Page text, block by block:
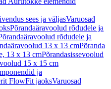
sees ja väljasVaruosad
Põrandaäravoolud rõdudele ja
rõdudele ja
13 x 13 cmPõranda
13 x 13 cmPõrandasissevoolud
15 x 15 cm
ja
FlowFit jaoksVaruosad